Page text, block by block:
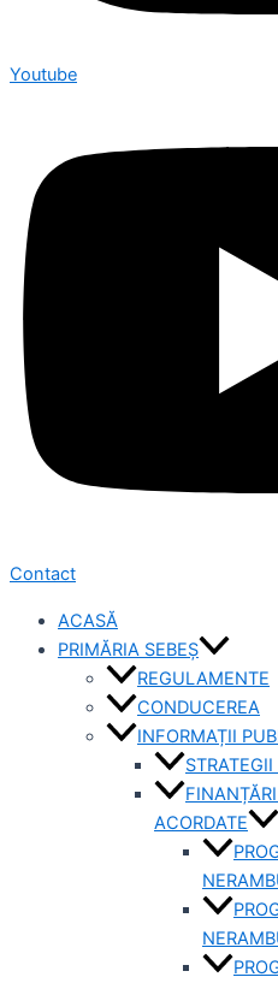
Youtube
Contact
ACASĂ
PRIMĂRIA SEBEȘ
REGULAMENTE
CONDUCEREA
INFORMAȚII
ACORDATE